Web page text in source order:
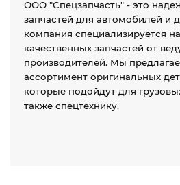
ООО "Спецзапчасть" - это
запчастей для автомобилей и
компания специализируется
качественных запчастей от
производителей. Мы
ассортимент оригинальных
которые подойдут для
также спецтехнику.